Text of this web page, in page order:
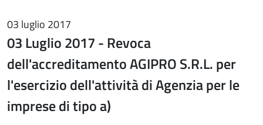
03 luglio 2017
03 Luglio 2017 - Revoca
dell'accreditamento AGIPRO S.R.L. per
l'esercizio dell'attività di Agenzia per le
imprese di tipo a)